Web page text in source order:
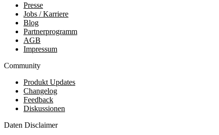
Presse
Jobs / Karriere
Blog
Partnerprogramm
AGB
Impressum
Community
Produkt Updates
Changelog
Feedback
Diskussionen
Daten Disclaimer